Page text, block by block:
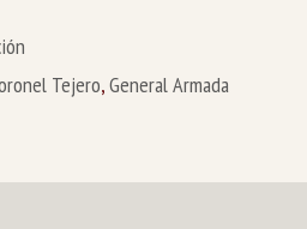
Tejero,General Armada